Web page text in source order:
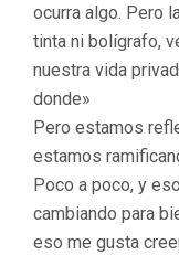
ocurra algo. Pero
tinta ni bolígrafo,
nuestra vida
donde»
Pero estamos
estamos
Poco a poco, y
cambiando para
eso me gusta